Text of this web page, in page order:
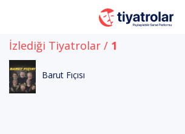
İzlediği Tiyatrolar / 1
Barut Fıçısı